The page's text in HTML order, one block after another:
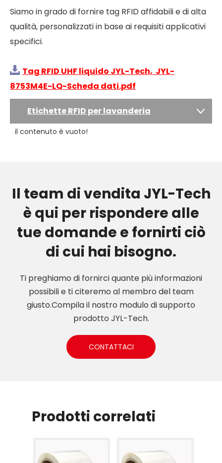
Siamo in grado di fornire tag RFID affidabili e di alta
qualità, personalizzati in base ai requisiti applicativi
specifici.
Tag RFID UHF liquido JYL-Tech, JYL-
8753M4E-LQ-Scheda dati.pdf
Etichette RFID per lavanderia
il contenuto è vuoto!
Il team di vendita JYL-Tech
è qui per rispondere alle
tue domande e fornirti ciò
di cui hai bisogno.
Ti preghiamo di fornirci quante più informazioni
possibili e ti citeremo al membro del team
giusto.Compila il nostro modulo di supporto
prodotto JYL-Tech.
CONTATTACI
Prodotti correlati